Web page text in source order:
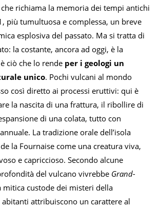
che richiama la memoria dei tempi antichi
più tumultuosa e complessa, un breve
esplosiva del passato. Ma si tratta di
la costante, ancora ad oggi, è la
ciò che lo rende per i geologi un
unico. Pochi vulcani al mondo
così diretto ai processi eruttivi: qui è
la nascita di una frattura, il ribollire di
di una colata, tutto con
La tradizione orale dell’isola
la Fournaise come una creatura viva,
e capriccioso. Secondo alcune
del vulcano vivrebbe Grand-
mitica custode dei misteri della
attribuiscono un carattere al